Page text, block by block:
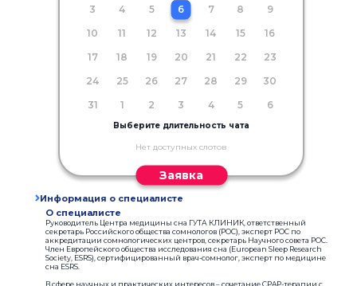
3
4 5 6 7 8
9
10
11 12 13 14 15
16
17
18 19 20 21 22
23
24
25 26 27 28 29
30
31
1 2 3 4 5 6
Выберите длительность чата
Нет доступных слотов
Заявка
Информация о специалисте
О специалисте
Руководитель Центра медицины сна ГУТА КЛИНИК, ответственный
секретарь Российского общества сомнологов (РОС), эксперт РОС по
аккредитации сомнологических центров, секретарь Научного совета РОС.
Член Европейского общества исследования сна (European Sleep Research
Society, ESRS), сертифицированный врач-сомнолог, эксперт по медицине
сна ESRS.
В сфере научных и практических интересов – сочетание CPAP-терапии с